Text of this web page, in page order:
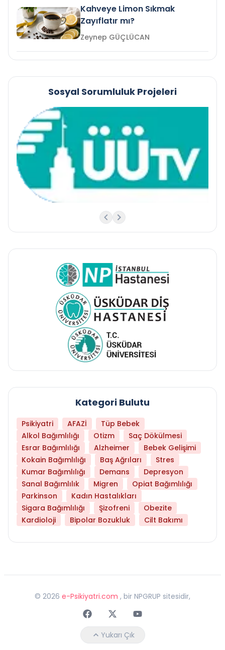
Kahveye Limon Sıkmak
Zayıflatır mı?
Zeynep GÜÇLÜCAN
Sosyal Sorumluluk Projeleri
Kategori Bulutu
Psikiyatri AFAZİ
Tüp Bebek
Alkol Bağımlılığı
Otizm
Saç Dökülmesi
Esrar Bağımlılığı
Alzheimer
Bebek Gelişimi
Kokain Bağımlılığı
Baş Ağrıları
Stres
Kumar Bağımlılığı
Demans
Depresyon
Sanal Bağımlılık
Migren
Opiat Bağımlılığı
Parkinson
Kadın Hastalıkları
Sigara Bağımlılığı
Şizofreni
Obezite
Kardioloji
Bipolar Bozukluk Cilt Bakımı
© 2026 e-Psikiyatri.com , bir NPGRUP sitesidir,
FaceebokTwitterYoutube
Yukarı Çık